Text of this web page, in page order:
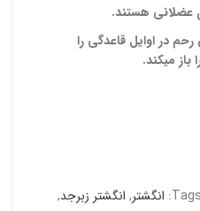
عضلانی هستند.
در اوایل قاعدگی را
میکند.
Tags: انگشتر, انگشتر زبرجد,